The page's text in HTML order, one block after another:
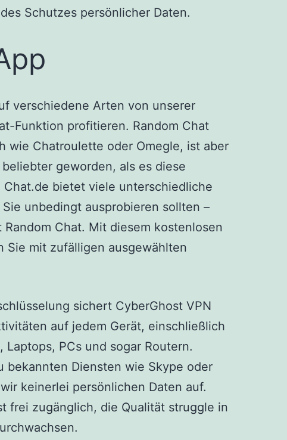
Schutzes persönlicher Daten.
verschiedene Arten von unserer
Funktion profitieren. Random Chat
wie Chatroulette oder Omegle, ist aber
geworden, als es diese
Chat.de bietet viele unterschiedliche
unbedingt ausprobieren sollten –
Chat. Mit diesem kostenlosen
Sie mit zufälligen ausgewählten
sichert CyberGhost VPN
auf jedem Gerät, einschließlich
Laptops, PCs und sogar Routern.
bekannten Diensten wie Skype oder
keinerlei persönlichen Daten auf.
frei zugänglich, die Qualität struggle in